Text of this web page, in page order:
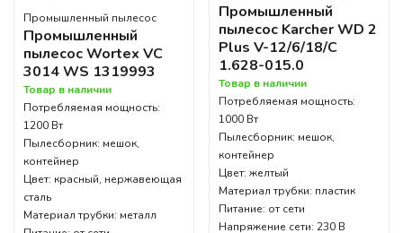
Промышленный пылесос
Промышленный
пылесос Wortex VC
3014 WS 1319993
Товар в наличии
Потребляемая мощность:
1200 Вт
Пылесборник: мешок,
контейнер
Цвет: красный, нержавеющая
сталь
Материал трубки: металл
Промышленный
пылесос Karcher WD 2
Plus V-12/6/18/C
1.628-015.0
Товар в наличии
Потребляемая мощность:
1000 Вт
Пылесборник: мешок,
контейнер
Цвет: желтый
Материал трубки: пластик
Питание: от сети
Напряжение сети: 230 В